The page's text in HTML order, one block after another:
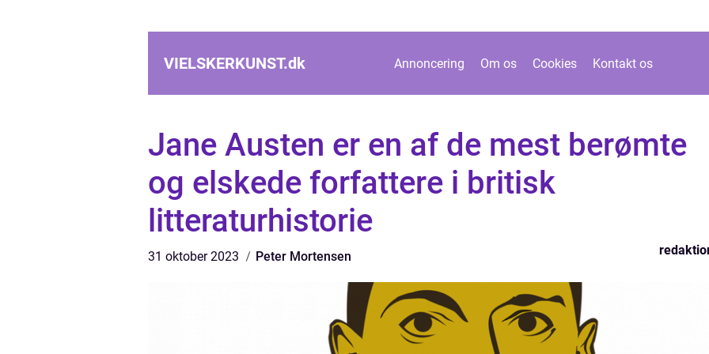
VIELSKERKUNST.dk Annoncering Om os Cookies Kontakt os
Jane Austen er en af de mest berømte
og elskede forfattere i britisk
litteraturhistorie
31 oktober 2023 Peter Mortensen